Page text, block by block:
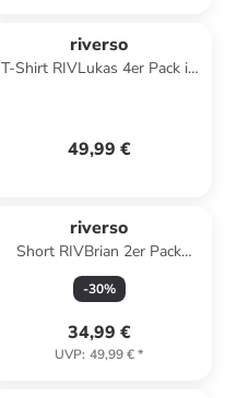
riverso
T-Shirt RIVLukas 4er Pack in
49,99 €
riverso
Short RIVBrian 2er Pack
regular/straight in Mehrfarbig
-30%
34,99 €
UVP: 49,99 €*